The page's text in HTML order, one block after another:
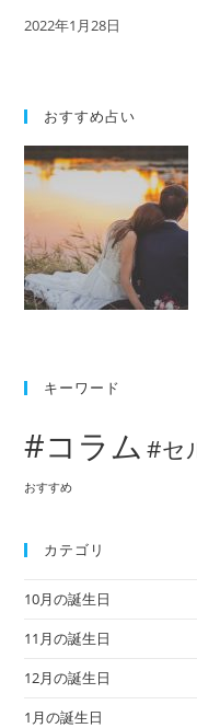
2022年1月28日
おすすめ占い
キーワード
#コラム #セ
おすすめ
カテゴリ
10月の誕生日
11月の誕生日
12月の誕生日
1月の誕生日